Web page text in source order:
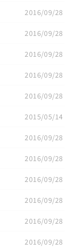
2016/09/28
2016/09/28
2016/09/28
2016/09/28
2016/09/28
2015/05/14
2016/09/28
2016/09/28
2016/09/28
2016/09/28
2016/09/28
2016/09/28